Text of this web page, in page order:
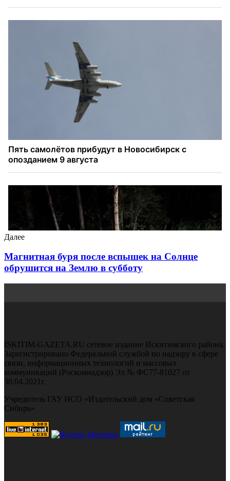
Далее
Магнитная буря после вспышек на Солнце
обрушится на Землю в субботу
ISKITIM-GAZETA.RU сетевое издание Искитимского района.
Зарегистрировано Федеральной службой по надзору в сфере
связи, информационных технологий и массовых
коммуникаций (Роскомнадзор) Эл № ФС77-81027 от
30.04.2021г.
Учредитель ГАУ НСО «Издательский дом «Советская
Сибирь»